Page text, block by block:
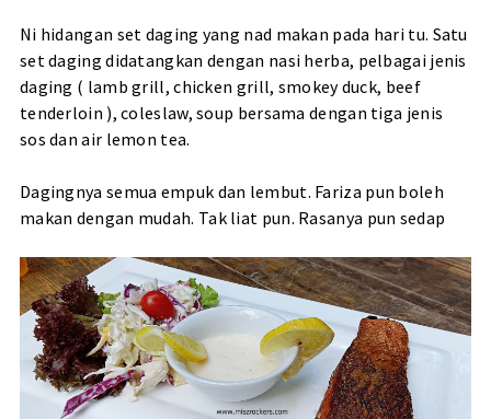
Ni hidangan set daging yang nad makan pada hari tu. Satu
set daging didatangkan dengan nasi herba, pelbagai jenis
daging ( lamb grill, chicken grill, smokey duck, beef
tenderloin ), coleslaw, soup bersama dengan tiga jenis
sos dan air lemon tea.
Dagingnya semua empuk dan lembut. Fariza pun boleh
makan dengan mudah. Tak liat pun. Rasanya pun sedap